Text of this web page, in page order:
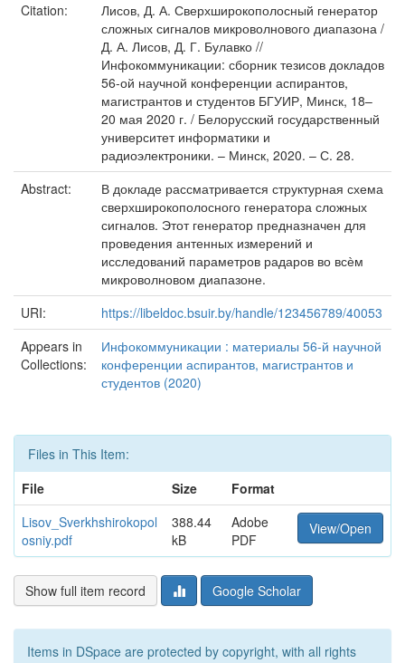
Citation:
Лисов, Д. А. Сверхширокополосный генератор
сложных сигналов микроволнового диапазона /
Д. А. Лисов, Д. Г. Булавко //
Инфокоммуникации: сборник тезисов докладов
56-ой научной конференции аспирантов,
магистрантов и студентов БГУИР, Минск, 18–
20 мая 2020 г. / Белорусский государственный
университет информатики и
радиоэлектроники. – Минск, 2020. – С. 28.
Abstract:
В докладе рассматривается структурная схема
сверхширокополосного генератора сложных
сигналов. Этот генератор предназначен для
проведения антенных измерений и
исследований параметров радаров во всѐм
микроволновом диапазоне.
URI:
https://libeldoc.bsuir.by/handle/123456789/40053
Appears in
Collections:
Инфокоммуникации : материалы 56-й научной
конференции аспирантов, магистрантов и
студентов (2020)
Files in This Item:
File
Size
Format
Lisov_Sverkhshirokopol
osniy.pdf
388.44
kB
Adobe
PDF
View/Open
Show full item record Google Scholar
Items in DSpace are protected by copyright, with all rights